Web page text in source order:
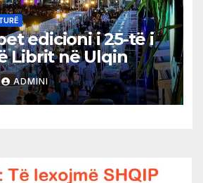
edicioni i 25-të i
Librit në Ulqin
ADMINI